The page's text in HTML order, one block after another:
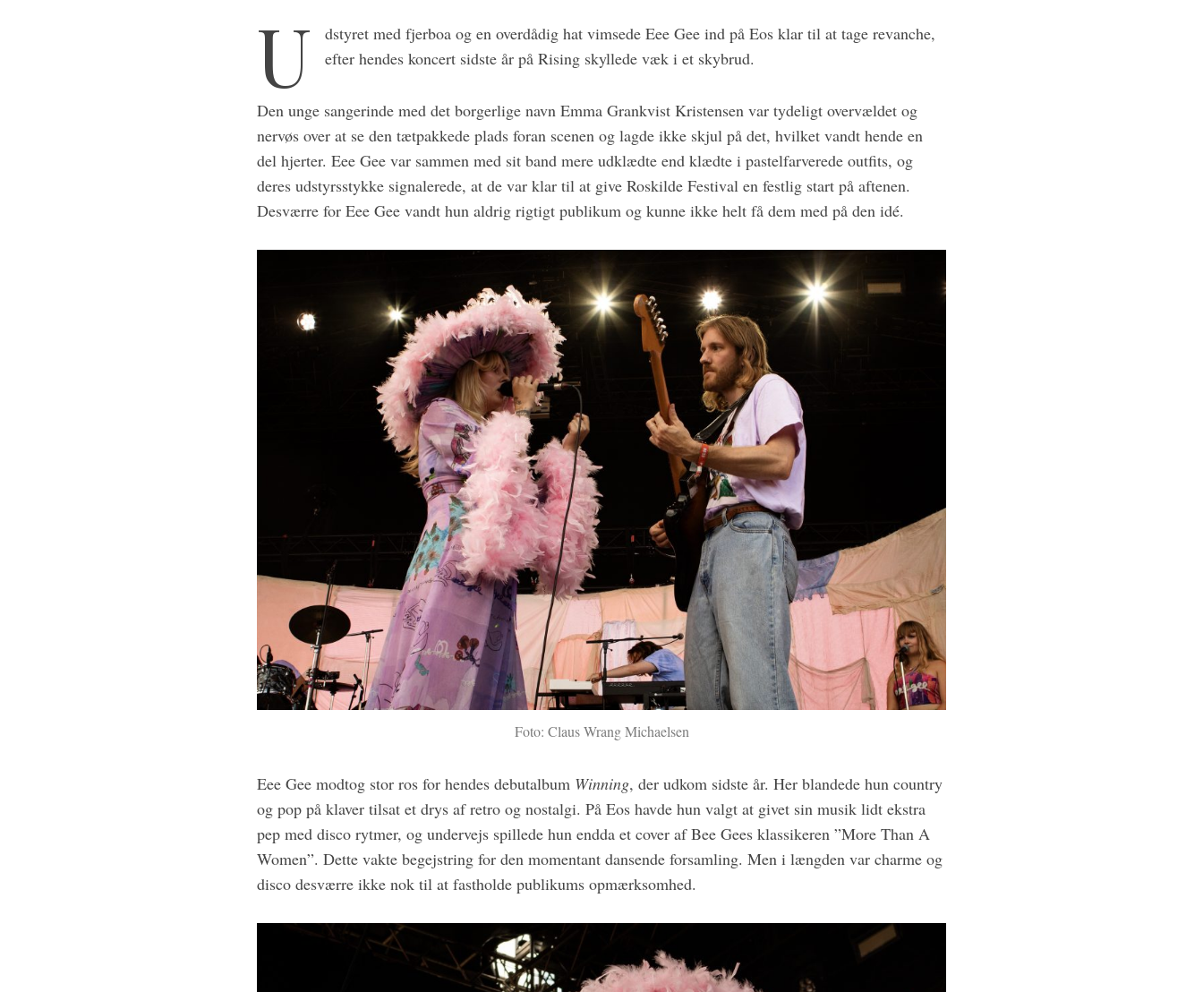
U
dstyret med fjerboa og en overdådig hat vimsede Eee Gee ind på Eos klar til at tage revanche,
efter hendes koncert sidste år på Rising skyllede væk i et skybrud.
Den unge sangerinde med det borgerlige navn Emma Grankvist Kristensen var tydeligt overvældet og
nervøs over at se den tætpakkede plads foran scenen og lagde ikke skjul på det, hvilket vandt hende en
del hjerter. Eee Gee var sammen med sit band mere udklædte end klædte i pastelfarverede outfits, og
deres udstyrsstykke signalerede, at de var klar til at give Roskilde Festival en festlig start på aftenen.
Desværre for Eee Gee vandt hun aldrig rigtigt publikum og kunne ikke helt få dem med på den idé.
Foto: Claus Wrang Michaelsen
Eee Gee modtog stor ros for hendes debutalbum Winning, der udkom sidste år. Her blandede hun country
og pop på klaver tilsat et drys af retro og nostalgi. På Eos havde hun valgt at givet sin musik lidt ekstra
pep med disco rytmer, og undervejs spillede hun endda et cover af Bee Gees klassikeren ”More Than A
Women”. Dette vakte begejstring for den momentant dansende forsamling. Men i længden var charme og
disco desværre ikke nok til at fastholde publikums opmærksomhed.